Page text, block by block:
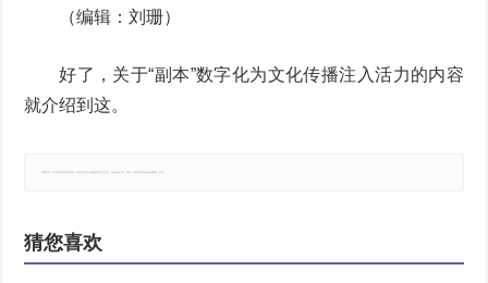
（编辑：刘珊）
好了，关于“副本”数字化为文化传播注入活力的内容
就介绍到这。
猜您喜欢